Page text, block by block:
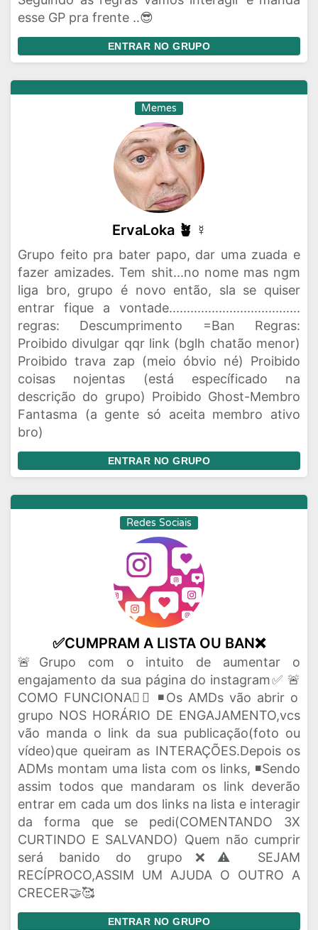
esse GP pra frente ..😎
ENTRAR NO GRUPO
Memes
ErvaLoka 🪴 ☿
Grupo feito pra bater papo, dar uma zuada e
fazer amizades. Tem shit...no nome mas ngm
liga bro, grupo é novo então, sla se quiser
entrar fique a vontade.....................................
regras: Descumprimento =Ban Regras:
Proibido divulgar qqr link (bglh chatão menor)
Proibido trava zap (meio óbvio né) Proibido
coisas nojentas (está específicado na
descrição do grupo) Proibido Ghost-Membro
Fantasma (a gente só aceita membro ativo
bro)
ENTRAR NO GRUPO
Redes Sociais
✅CUMPRAM A LISTA OU BAN❌
🚨Grupo com o intuito de aumentar o
engajamento da sua página do instagram✅ 🚨
COMO FUNCIONA👇🏽 ◾️Os AMDs vão abrir o
grupo NOS HORÁRIO DE ENGAJAMENTO,vcs
vão manda o link da sua publicação(foto ou
vídeo)que queiram as INTERAÇÕES.Depois os
ADMs montam uma lista com os links, ◾️Sendo
assim todos que mandaram os link deverão
entrar em cada um dos links na lista e interagir
da forma que se pedi(COMENTANDO 3X
CURTINDO E SALVANDO) Quem não cumprir
será banido do grupo❌⚠️ SEJAM
RECÍPROCO,ASSIM UM AJUDA O OUTRO A
CRECER🤝🥰
ENTRAR NO GRUPO